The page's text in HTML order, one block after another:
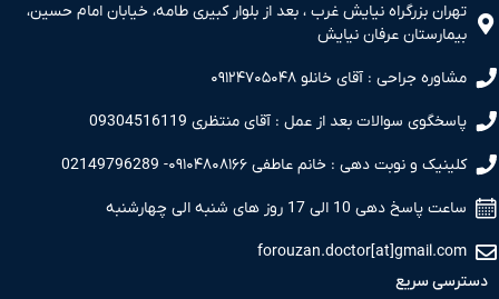
بزرگراه نیایش غرب ، بعد از بلوار کبیری طامه، خیابان امام حسین،
عرفان نیایش
جراحی : آقای خانلو ۰۹۱۲۴۷۰۵۰۴۸
سوالات بعد از عمل : آقای منتظری 09304516119
و نوبت دهی : خانم عاطفی ۰۹۱۰۴۸۰۸۱۶۶- 02149796289
دهی 10 الی 17 روز های شنبه الی چهارشنبه
سریع